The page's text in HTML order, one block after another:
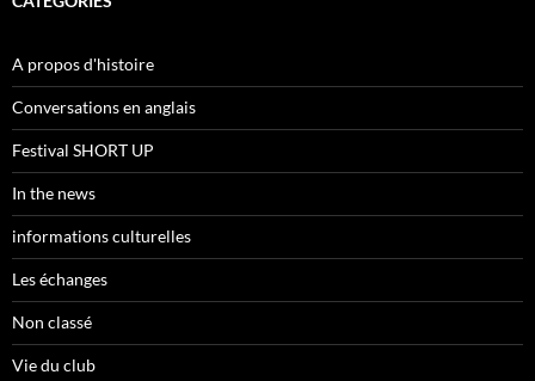
A propos d'histoire
Conversations en anglais
Festival SHORT UP
In the news
informations culturelles
Les échanges
Non classé
Vie du club